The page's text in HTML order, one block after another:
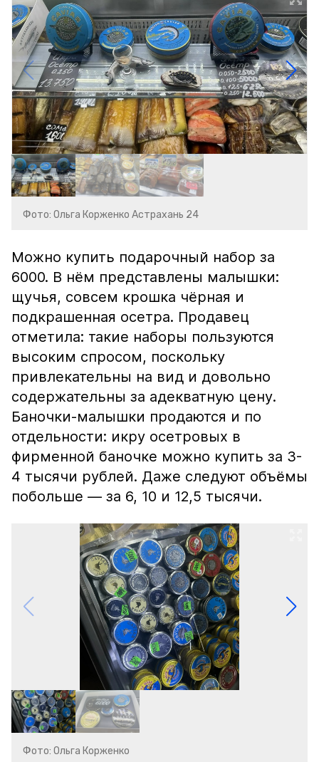
Фото: Ольга Корженко Астрахань 24
Можно купить подарочный набор за
6000. В нём представлены малышки:
щучья, совсем крошка чёрная и
подкрашенная осетра. Продавец
отметила: такие наборы пользуются
высоким спросом, поскольку
привлекательны на вид и довольно
содержательны за адекватную цену.
Баночки-малышки продаются и по
отдельности: икру осетровых в
фирменной баночке можно купить за 3-
4 тысячи рублей. Даже следуют объёмы
побольше — за 6, 10 и 12,5 тысячи.
Фото: Ольга Корженко